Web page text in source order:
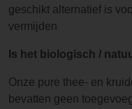
geschikt alternatief is
vermijden
Is het biologisch /
Onze pure thee- en
bevatten geen